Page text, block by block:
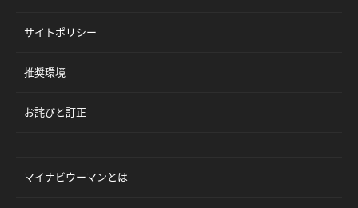
サイトポリシー
推奨環境
お詫びと訂正
マイナビウーマンとは